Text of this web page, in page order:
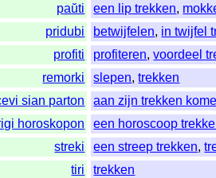
paŭti
een lip trekken,
pridubi
betwijfelen, in twijfel
profiti
profiteren,voordeel
remorki
slepen,trekken
sian parton
aan zijn trekken
horoskopon
een horoscoop
streki
een streep trekken,
tiri
trekken